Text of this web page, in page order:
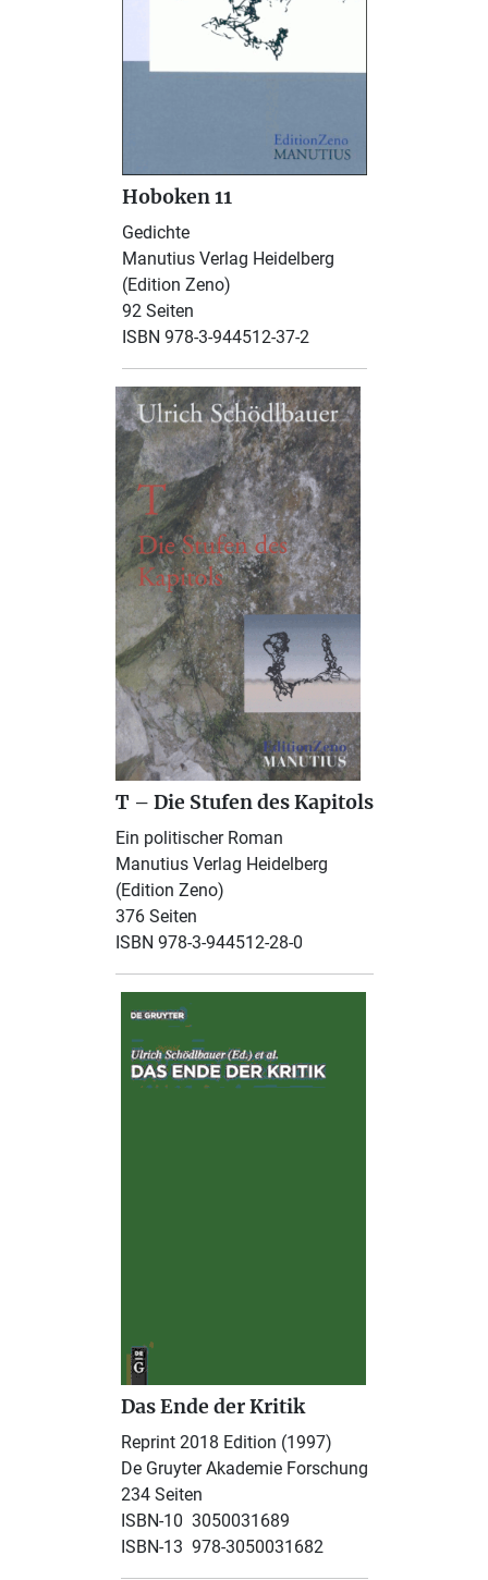
Hoboken 11
Gedichte
Manutius Verlag Heidelberg
(Edition Zeno)
92 Seiten
ISBN 978-3-944512-37-2
T – Die Stufen des Kapitols
Ein politischer Roman
Manutius Verlag Heidelberg
(Edition Zeno)
376 Seiten
ISBN 978-3-944512-28-0
Das Ende der Kritik
Reprint 2018 Edition (1997)
De Gruyter Akademie Forschung
234 Seiten
ISBN-10 ‎ 3050031689
ISBN-13 ‎ 978-3050031682